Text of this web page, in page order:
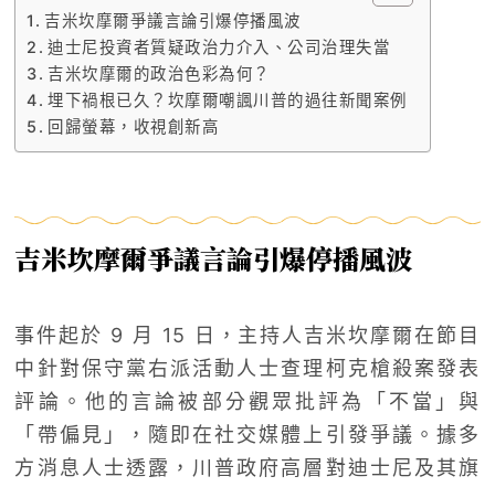
吉米坎摩爾爭議言論引爆停播風波
迪士尼投資者質疑政治力介入、公司治理失當
吉米坎摩爾的政治色彩為何？
埋下禍根已久？坎摩爾嘲諷川普的過往新聞案例
回歸螢幕，收視創新高
吉米坎摩爾爭議言論引爆停播風波
事件起於 9 月 15 日，主持人吉米坎摩爾在節目
中針對保守黨右派活動人士查理柯克槍殺案發表
評論。他的言論被部分觀眾批評為「不當」與
「帶偏見」，隨即在社交媒體上引發爭議。據多
方消息人士透露，川普政府高層對迪士尼及其旗